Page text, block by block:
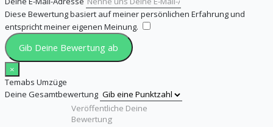
Diese Bewertung basiert auf meiner persönlichen Erfahrung und
entspricht meiner eigenen Meinung.
Gib Deine Bewertung ab
×
Temabs Umzüge
Deine Gesamtbewertung